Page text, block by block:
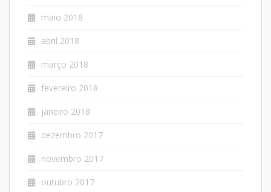
maio 2018
abril 2018
março 2018
fevereiro 2018
janeiro 2018
dezembro 2017
novembro 2017
outubro 2017